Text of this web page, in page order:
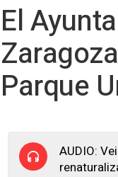
El
Parque
AUDIO: